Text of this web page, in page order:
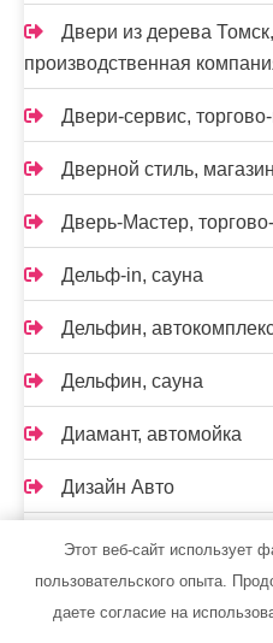
Двери из дерева
производственная
Двери-сервис,
Дверной стиль,
Дверь-Мастер,
Дельф-in, сауна
Дельфин,
Дельфин, сауна
Диамант, автомойка
Дизайн Авто
Дом в парке, гостевой
Домашний уют, сауна
Этот веб-сайт использует
пользовательского опыта.
даете согласие на